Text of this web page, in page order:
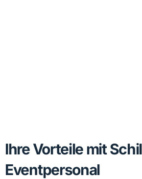
Ihre Vorteile mit
Eventpersonal